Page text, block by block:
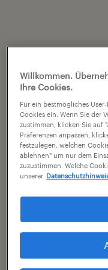
Willkommen.
Ihre Cookies.
Für ein bestmögliches
Cookies ein. Wenn Sie der
zustimmen, klicken Sie auf
Präferenzen anpassen,
festzulegen, welchen
ablehnen" um nur dem
zuzustimmen. Welche
unserer